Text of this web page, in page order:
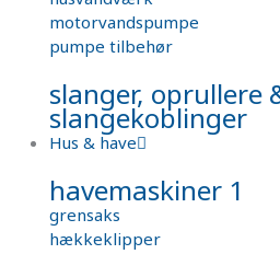
motorvandspumpe
pumpe tilbehør
slanger, oprullere
slangekoblinger
Hus & have
havemaskiner 1
grensaks
hækkeklipper